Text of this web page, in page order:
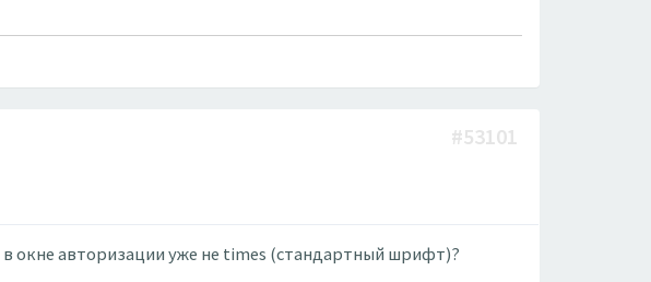
#53101
в окне авторизации уже не times (стандартный шрифт)?